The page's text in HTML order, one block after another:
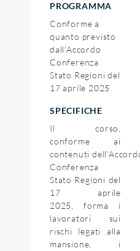
PROGRAMMA
Conforme a
quanto previsto
dall’Accordo
Conferenza
Stato Regioni del
17 aprile 2025
SPECIFICHE
Il corso,
conforme ai
contenuti
Conferenza
Stato Regioni del
17 aprile
2025,forma i
lavoratori sui
rischi legati alla
mansione, i